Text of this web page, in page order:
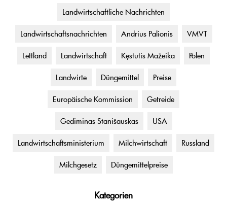
Landwirtschaftliche Nachrichten
Landwirtschaftsnachrichten Andrius Palionis VMVT
Lettland Landwirtschaft Kęstutis Mažeika Polen
Landwirte Düngemittel Preise
Europäische Kommission Getreide
Gediminas Stanišauskas USA
Landwirtschaftsministerium Milchwirtschaft Russland
Milchgesetz Düngemittelpreise
Kategorien